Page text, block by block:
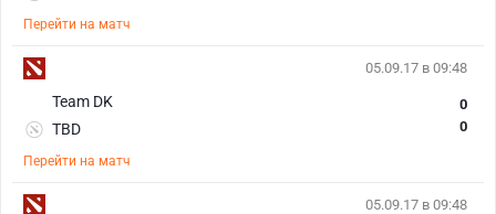
Перейти на матч
05.09.17 в 09:48
Team DK
TBD
0
0
Перейти на матч
05.09.17 в 09:48